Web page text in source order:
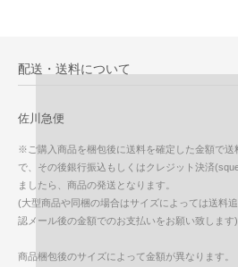
配送・送料について
佐川急便
※ご購入商品を梱包後に送料を確定した金額で送
で、その後銀行振込もしくはクレジット決済
ましたら、商品の発送となります。
(大型商品や同梱の場合はサイズによっては送料
認メール後の金額でのお支払いをお願い致します)
商品梱包後のサイズによって金額が異なります。